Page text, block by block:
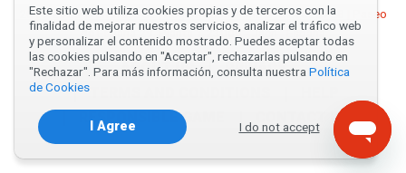
2019-2026 © Inforalia SL | Registration number: B23525728 | Paseo
de España 29, Planta 1 23009 - Jaén - España
ABOUT US
PRIVACY
TERMS AND CONDITIONS
RESPONSIBLE GAME
CONTACT US
Este sitio web utiliza cookies propias y de terceros con la
finalidad de mejorar nuestros servicios, analizar el tráfico web
y personalizar el contenido mostrado. Puedes aceptar todas
las cookies pulsando en "Aceptar", rechazarlas pulsando en
"Rechazar". Para más información, consulta nuestra Política
de Cookies
I Agree I do not accept